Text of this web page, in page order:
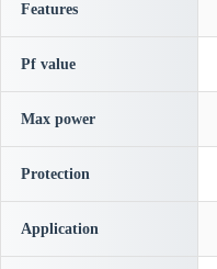
Features
Pf value
Max power
Protection
Application